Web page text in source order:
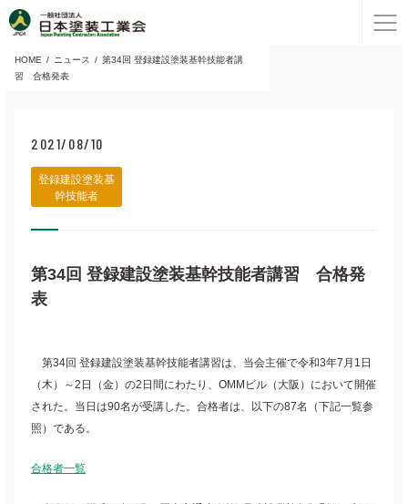
HOME ニュース
第34回 登録建設塗装基幹技能者講
習 合格発表
2021/08/10
登録建設塗装基
幹技能者
第34回 登録建設塗装基幹技能者講習 合格発
表
第34回 登録建設塗装基幹技能者講習は、当会主催で令和3年7月1日
（木）～2日（金）の2日間にわたり、OMMビル（大阪）において開催
された。当日は90名が受講した。合格者は、以下の87名（下記一覧参
照）である。
合格者一覧